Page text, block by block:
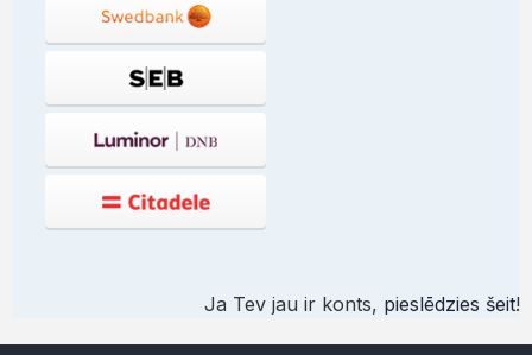
Ja Tev jau ir konts, pieslēdzies šeit!